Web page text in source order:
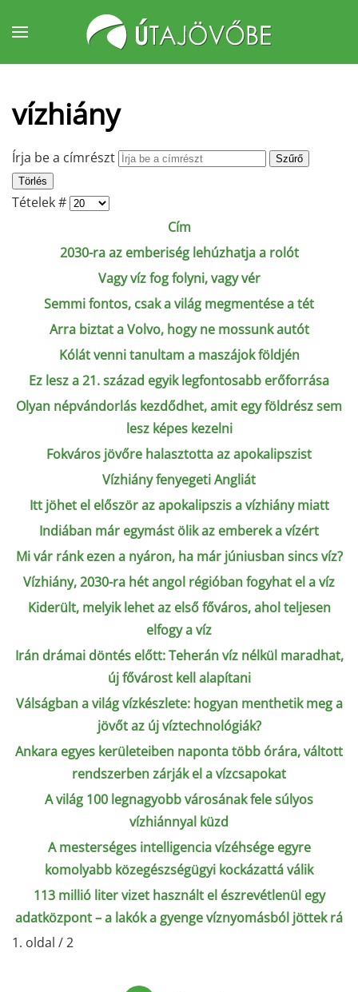
Fő tartalom átugrása
vízhiány
Írja be a címrészt
Szűrő
Törlés
Tételek #
Cím
2030-ra az emberiség lehúzhatja a rolót
Vagy víz fog folyni, vagy vér
Semmi fontos, csak a világ megmentése a tét
Arra biztat a Volvo, hogy ne mossunk autót
Kólát venni tanultam a maszájok földjén
Ez lesz a 21. század egyik legfontosabb erőforrása
Olyan népvándorlás kezdődhet, amit egy földrész sem
lesz képes kezelni
Fokváros jövőre halasztotta az apokalipszist
Vízhiány fenyegeti Angliát
Itt jöhet el először az apokalipszis a vízhiány miatt
Indiában már egymást ölik az emberek a vízért
Mi vár ránk ezen a nyáron, ha már júniusban sincs víz?
Vízhiány, 2030-ra hét angol régióban fogyhat el a víz
Kiderült, melyik lehet az első főváros, ahol teljesen
elfogy a víz
Irán drámai döntés előtt: Teherán víz nélkül maradhat,
új fővárost kell alapítani
Válságban a világ vízkészlete: hogyan menthetik meg a
jövőt az új víztechnológiák?
Ankara egyes kerületeiben naponta több órára, váltott
rendszerben zárják el a vízcsapokat
A világ 100 legnagyobb városának fele súlyos
vízhiánnyal küzd
A mesterséges intelligencia vízéhsége egyre
komolyabb közegészségügyi kockázattá válik
113 millió liter vizet használt el észrevétlenül egy
adatközpont – a lakók a gyenge víznyomásból jöttek rá
1. oldal / 2